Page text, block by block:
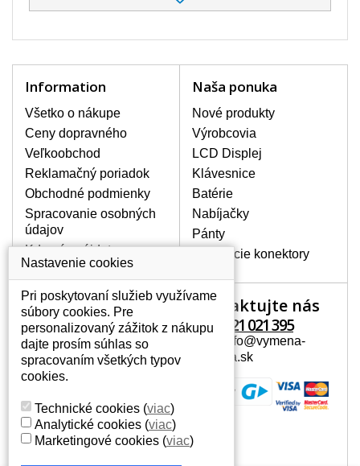
Záruka:2 roky
Veľkosť:15,6" (13.6"x7.6")
Podsvietenie:
Povrch displeja:
BALENIE OBSAHUJE:
Nový displej k notebooku Advent Modena
M201
Information
Všetko o nákupe
Ceny dopravného
Veľkoobchod
Reklamačný poriadok
Obchodné podmienky
Spracovanie osobných
údajov
Kde nás nájdete
Naša ponuka
Nové produkty
Výrobcovia
LCD Displej
Klávesnice
Batérie
Nabíjačky
Pánty
Napájacie konektory
Váš účet
Váš účet
Osobné informácie
Adresy
Kontaktujte nás
+421 221 021 395
Mail: info@vymena-
displeja.sk
Nastavenie cookies
Pri poskytovaní služieb využívame
súbory cookies. Pre
personalizovaný zážitok z nákupu
dajte prosím súhlas so
spracovaním všetkých typov
cookies.
Technické cookies (viac)
Analytické cookies (viac)
Marketingové cookies (viac)